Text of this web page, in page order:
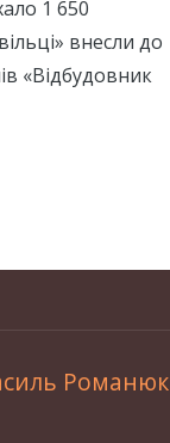
1 650
внесли до
«Відбудовник
Романюк